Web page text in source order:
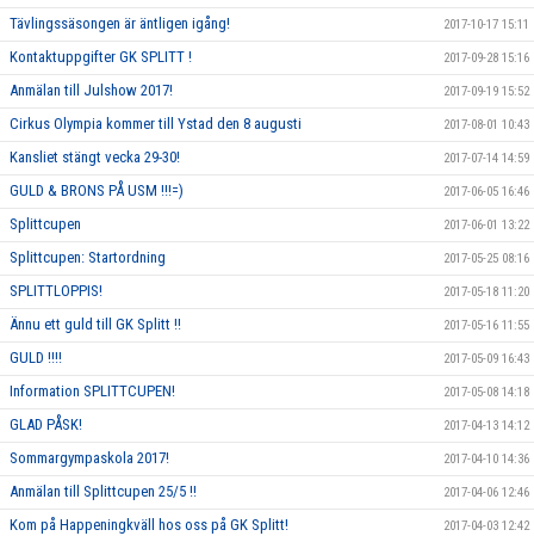
Tävlingssäsongen är äntligen igång! 2017-10-17 15:11
Kontaktuppgifter GK SPLITT ! 2017-09-28 15:16
Anmälan till Julshow 2017! 2017-09-19 15:52
Cirkus Olympia kommer till Ystad den 8 augusti 2017-08-01 10:43
Kansliet stängt vecka 29-30! 2017-07-14 14:59
GULD & BRONS PÅ USM !!!=) 2017-06-05 16:46
Splittcupen 2017-06-01 13:22
Splittcupen: Startordning 2017-05-25 08:16
SPLITTLOPPIS! 2017-05-18 11:20
Ännu ett guld till GK Splitt !! 2017-05-16 11:55
GULD !!!! 2017-05-09 16:43
Information SPLITTCUPEN! 2017-05-08 14:18
GLAD PÅSK! 2017-04-13 14:12
Sommargympaskola 2017! 2017-04-10 14:36
Anmälan till Splittcupen 25/5 !! 2017-04-06 12:46
Kom på Happeningkväll hos oss på GK Splitt! 2017-04-03 12:42